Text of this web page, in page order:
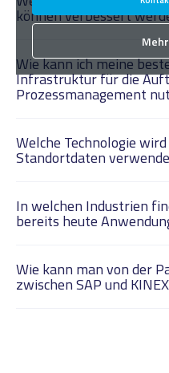
können verbessert
Wie kann ich meine
Infrastruktur für die
Prozessmanagement
Welche Technologie
Standortdaten
(UWB)
In welchen Industrien
bereits heute
Automobilindustrie
Maschinen- &
Wie kann man von der
zwischen SAP und